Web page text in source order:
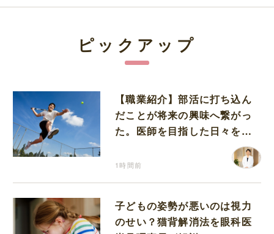
ピックアップ
【職業紹介】部活に打ち込ん
だことが将来の興味へ繋がっ
た。医師を目指した日々を振
1時間前
子どもの姿勢が悪いのは視力
のせい？猫背解消法を眼科医